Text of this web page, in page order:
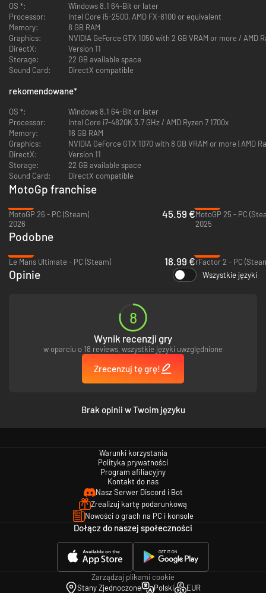
OS *:
Windows 8.1 64-Bit or later
Processor:
Intel Core i5-2500, AMD FX-8100 or equivalent
Memory:
8 GB RAM
Graphics:
NVIDIA GeForce GTX 1050 with 2 GB VRAM or more / AMD
DirectX:
Version 11
Storage:
22 GB available space
Sound Card:
DirectX compatible
rekomendowane*
OS *:
Windows 8.1 64-Bit or later
Processor:
Intel Core i7-4820K 3.7 GHz / AMD Ryzen 7 1700x
Memory:
16 GB RAM
Graphics:
NVIDIA GeForce GTX 1070 with 8 GB VRAM or more | AMD
DirectX:
Version 11
Storage:
22 GB available space
Sound Card:
DirectX compatible
MotoGp franchise
MotoGP 26 - PC (Steam)
2026
45.59 €MotoGP 25 - PC
2025
Podobne
Le Mans Ultimate - PC (Steam)
18.99 €rFactor 2 - PC
Opinie Wszystkie języki
8
Wynik recenzji gry
w oparciu o 18 reviews, wszystkie języki uwzględnione
Zrecenzuj tę grę!
Brak opinii w Twoim języku
Warunki korzystania
Polityka prywatności
Program afiliacyjny
Kontakt do nas
Nasz Serwer Discord i Bot
Zrealizuj kartę podarunkową
Nowości o grach na PC i konsole
Dołącz do naszej społeczności
Zarządzaj plikami cookie
Stany Zjednoczone
Polski EUR